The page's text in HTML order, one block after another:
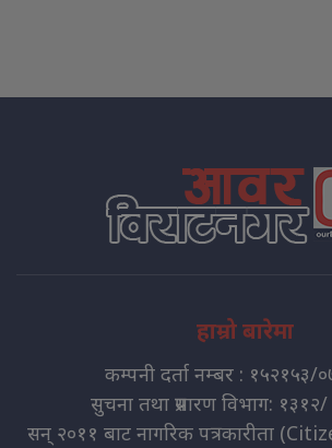
हाम्रो बारेमा
कम्पनी दर्ता नम्बर : १५२१५३/
सुचना तथा प्रसारण विभाग:
सन् २०११ बाट नागरिक पत्रकारीता